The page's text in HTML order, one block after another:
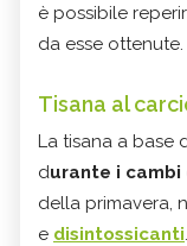
è possibile
da esse ottenute.
Tisana al
La tisana a base
durante i cambi
della primavera,
e disintossicanti.